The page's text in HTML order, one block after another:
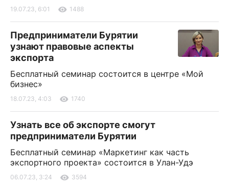
19.07.23, 6:01 1488
Предприниматели Бурятии
узнают правовые аспекты
экспорта
Бесплатный семинар состоится в центре «Мой
бизнес»
18.07.23, 4:03 1740
Узнать все об экспорте смогут
предприниматели Бурятии
Бесплатный семинар «Маркетинг как часть
экспортного проекта» состоится в Улан-Удэ
06.07.23, 3:24 3594